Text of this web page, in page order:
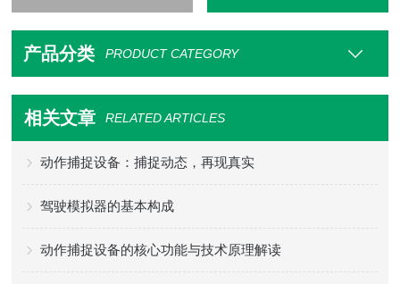
产品分类 PRODUCT CATEGORY
相关文章 RELATED ARTICLES
动作捕捉设备：捕捉动态，再现真实
驾驶模拟器的基本构成
动作捕捉设备的核心功能与技术原理解读